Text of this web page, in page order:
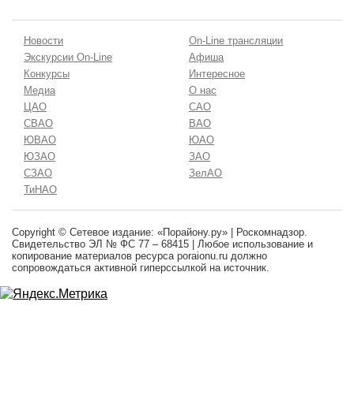
Новости
On-Line трансляции
Экскурсии On-Line
Афиша
Конкурсы
Интересное
Медиа
О нас
ЦАО
САО
СВАО
ВАО
ЮВАО
ЮАО
ЮЗАО
ЗАО
СЗАО
ЗелАО
ТиНАО
Copyright © Сетевое издание: «Порайону.ру» | Роскомнадзор.
Свидетельство ЭЛ № ФС 77 – 68415 | Любое использование и
копирование материалов ресурса poraionu.ru должно
сопровождаться активной гиперссылкой на источник.